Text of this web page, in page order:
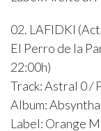
02. LAFIDKI
El Perro de la
22:00h)
Track: Astral 0 /
Album:
Label: Orange